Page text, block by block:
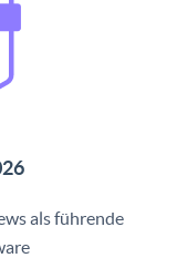
als führende